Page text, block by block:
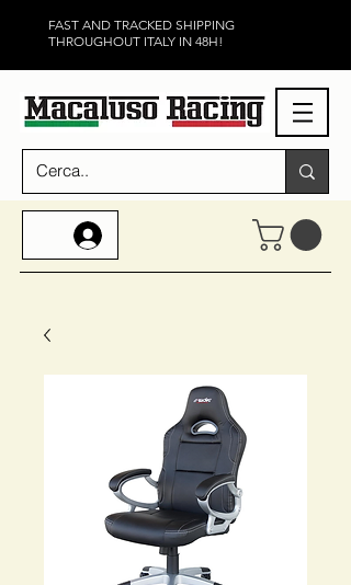
FAST AND TRACKED SHIPPING
THROUGHOUT ITALY IN 48H!